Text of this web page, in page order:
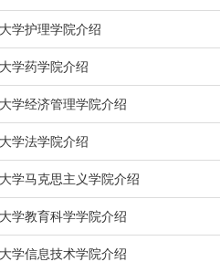
学护理学院介绍
学药学院介绍
学经济管理学院介绍
学法学院介绍
学马克思主义学院介绍
学教育科学学院介绍
学信息技术学院介绍